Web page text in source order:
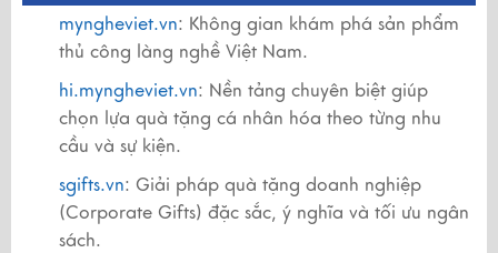
myngheviet.vn: Không gian khám phá sản phẩm
thủ công làng nghề Việt Nam.
hi.myngheviet.vn: Nền tảng chuyên biệt giúp
chọn lựa quà tặng cá nhân hóa theo từng nhu
cầu và sự kiện.
sgifts.vn: Giải pháp quà tặng doanh nghiệp
(Corporate Gifts) đặc sắc, ý nghĩa và tối ưu ngân
sách.